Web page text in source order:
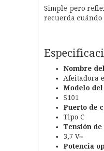
Simple pero
recuerda cuándo
Nombre
Afeitadora
Modelo
S101
Puerto de
Tipo C
Tensión
3,7 V⎓
Potencia